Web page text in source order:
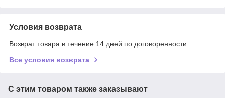
Условия возврата
Возврат товара в течение 14 дней по договоренности
Все условия возврата
С этим товаром также заказывают